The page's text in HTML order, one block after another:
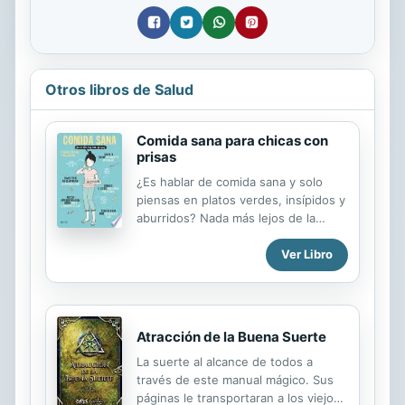
Otros libros de Salud
Comida sana para chicas con
prisas
¿Es hablar de comida sana y solo
piensas en platos verdes, insípidos y
aburridos? Nada más lejos de la
realidad. Comer sano puede ser
delicioso e incluso puede cambiar tu
humor (para bien). Deja que te
tu amor por el mundo vegetal,
recetas y tus técnicas de cocción y
para que te sientas mucho mejor por
dentro y por fuera sin tener que
empadronarte en tu cocina. ¿Qué
Ver Libro
Atracción de la Buena Suerte
La suerte al alcance de todos a
través de este manual mágico. Sus
páginas le transportaran a los viejos